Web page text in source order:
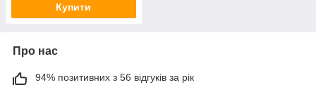
Купити
Про нас
94% позитивних з 56 відгуків за рік